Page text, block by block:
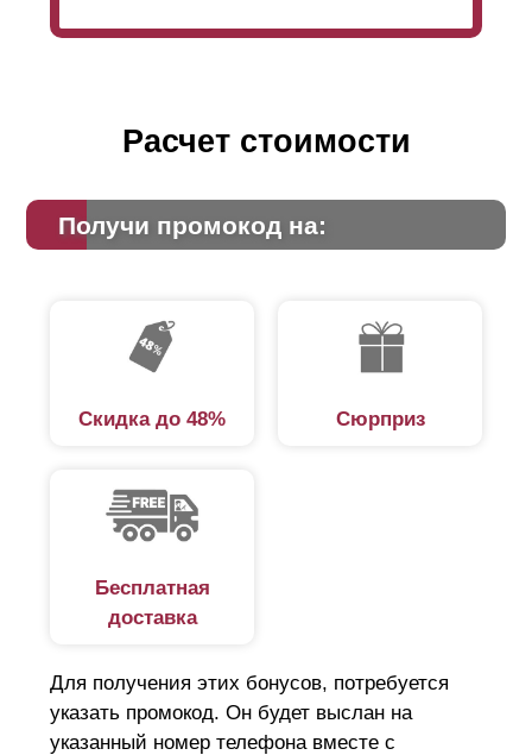
Расчет стоимости
Получи промокод на:
Скидка до 48% Сюрприз
Бесплатная
доставка
Для получения этих бонусов, потребуется
указать промокод. Он будет выслан на
указанный номер телефона вместе с